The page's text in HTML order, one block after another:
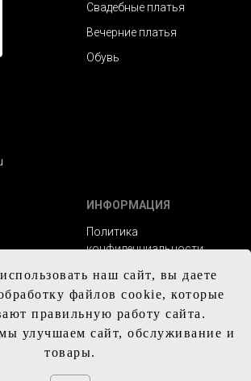
наш сайт, вы даете
файлов cookie, которые
правильную работу сайта.
улучшаем сайт, обслуживание и
товары.
Свадебные платья
Вечерние платья
Обувь
ИНФОРМАЦИЯ
Политика
конфиденциальности
Заказ и сроки
изготовления
Доставка
Обмен и возврат